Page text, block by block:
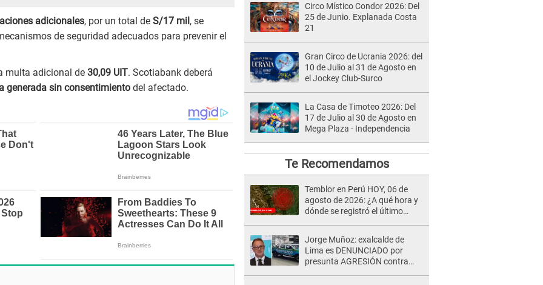
adicionales, por un total de S/17 mil , se
de seguridad adecuados para prevenir el
multa adicional de 30,09 UIT. Scotiabank deberá
generada sin consentimiento del afectado.
Circo Místico Condor 2026: Del
25 de Junio. Explanada Costa
21
Gran Circo de Ucrania 2026: del
10 de Julio al 31 de Agosto en
el Jockey Club-Surco
La Casa de Timoteo 2026: Del
17 de Julio al 30 de Agosto en
Mega Plaza - Independencia
Te Recomendamos
Temblor en Perú HOY, 06 de
agosto de 2026: ¿A qué hora y
dónde se registró el último
Jorge Muñoz: exalcalde de
Lima es DENUNCIADO por
presunta AGRESIÓN contra